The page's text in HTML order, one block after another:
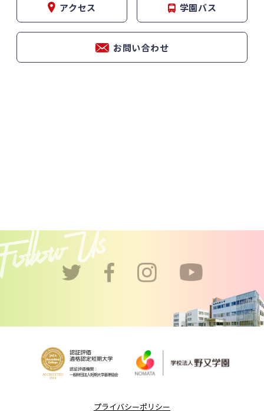
アクセス 学園バス
お問い合わせ
プライバシーポリシー